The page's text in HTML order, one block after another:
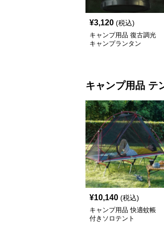
¥3,120 (税込)
キャンプ用品 復古調光
キャンプランタン
キャンプ用品 テ
¥10,140 (税込)
キャンプ用品 快適蚊帳
付きソロテント